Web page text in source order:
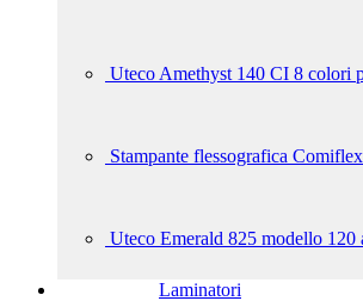
Uteco Amethyst 140 CI 8 colori
Stampante flessografica
Uteco Emerald 825 modello 120
Laminatori